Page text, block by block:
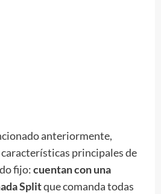
anteriormente,
principales de
fijo:cuentan con una
Splitque comanda todas